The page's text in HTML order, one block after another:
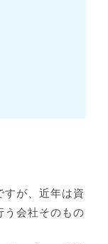
すが、近年は資
う会社そのもの